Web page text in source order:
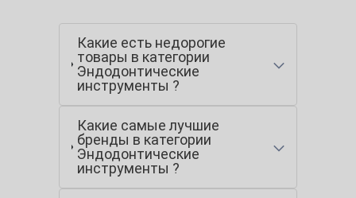
Какие есть недорогие
товары в категории
Эндодонтические
инструменты ?
Какие самые лучшие
бренды в категории
Эндодонтические
инструменты ?